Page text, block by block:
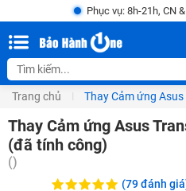
Phục vụ: 8h-21h, CN
Trang chủ Thay Cảm ứng
Thay Cảm ứng Asus
(đã tính công)
()
(79 đánh